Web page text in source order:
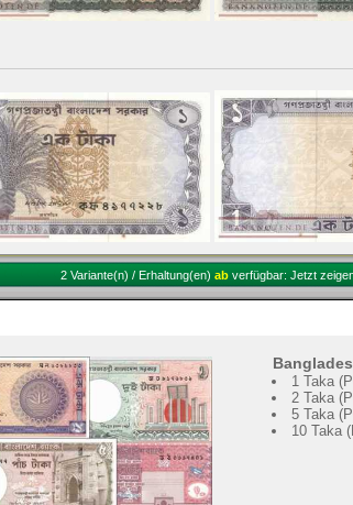
2 Variante(n) / Erhaltung(en) ab verfügbar: Jetzt
1 Taka
2 Taka
5 Taka
10 Taka